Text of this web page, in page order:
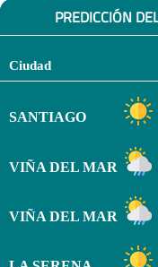
PREDICCIÓN
Ciudad
SANTIAGO
VIÑA DEL MAR
VIÑA DEL MAR